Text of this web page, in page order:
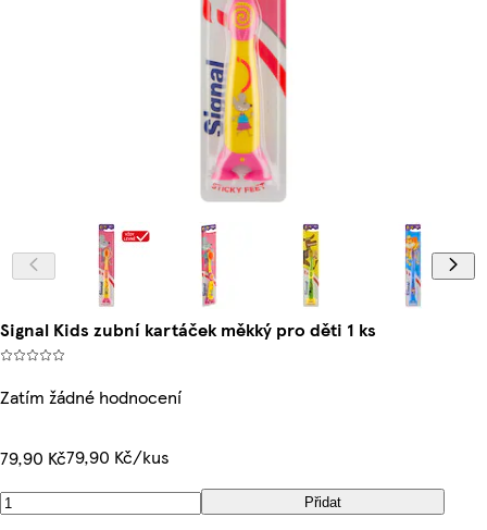
Signal Kids zubní kartáček měkký pro děti 1 ks
Zatím žádné hodnocení
79,90 Kč79,90 Kč/kus
Přidat